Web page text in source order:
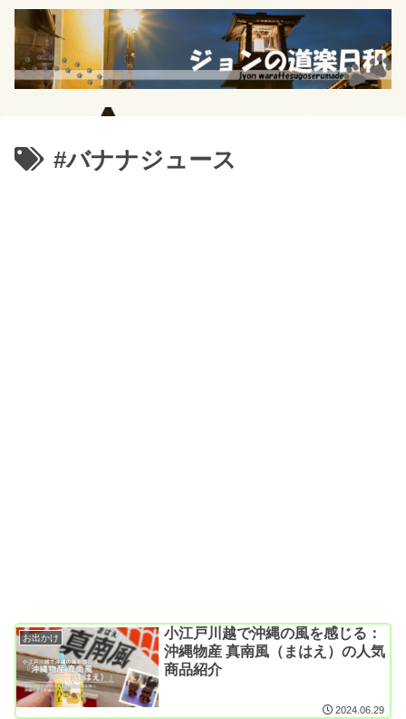
#バナナジュース
お出かけ
小江戸川越で沖縄の風を感じる：
沖縄物産 真南風（まはえ）の人気
商品紹介
2024.06.29